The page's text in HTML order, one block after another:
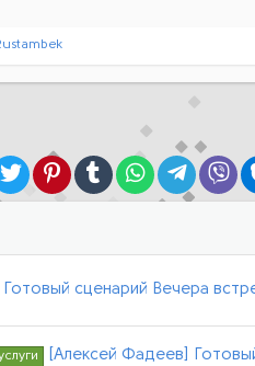
TwitterPinterestTumblrWhatsApp
сценарий Вечера
[Алексей Фадеев]